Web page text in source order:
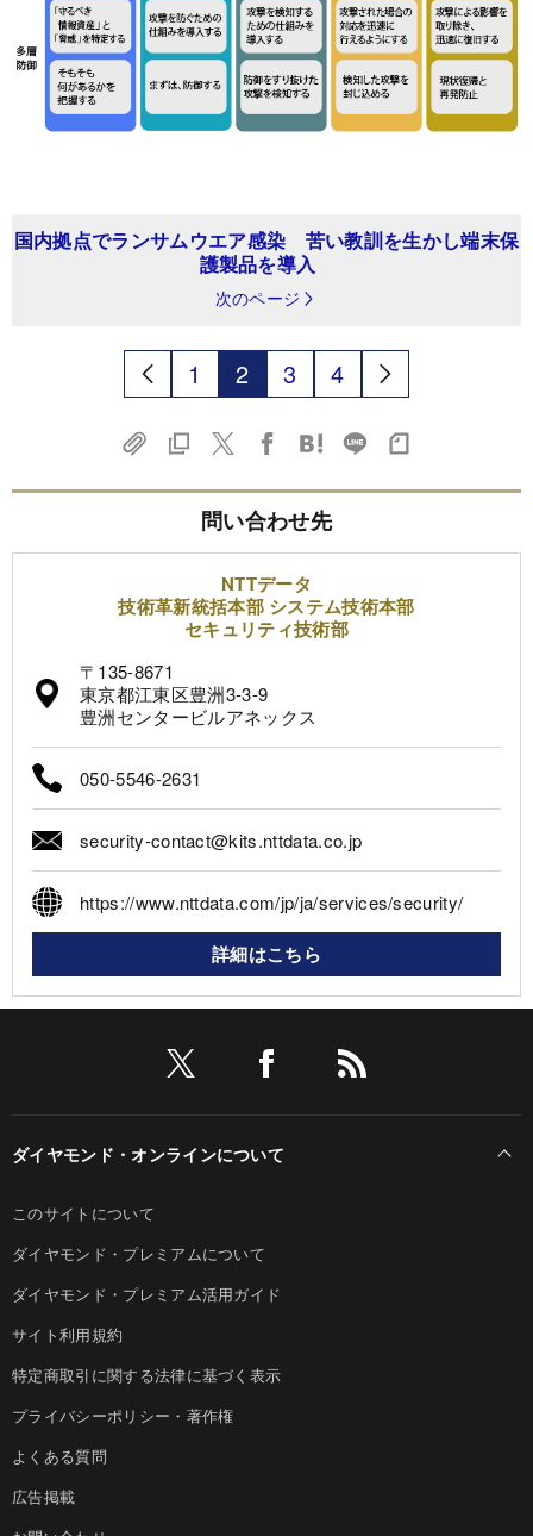
国内拠点でランサムウエア感染 苦い教訓を生かし端末保
護製品を導入
次のページ
1 2 3 4
問い合わせ先
NTTデータ
技術革新統括本部 システム技術本部
セキュリティ技術部
〒135-8671
東京都江東区豊洲3-3-9
豊洲センタービルアネックス
050-5546-2631
security-contact@kits.nttdata.co.jp
https://www.nttdata.com/jp/ja/services/security/
詳細はこちら
ダイヤモンド・オンラインについて
このサイトについて
ダイヤモンド・プレミアムについて
ダイヤモンド・プレミアム活用ガイド
サイト利用規約
特定商取引に関する法律に基づく表示
プライバシーポリシー・著作権
よくある質問
広告掲載